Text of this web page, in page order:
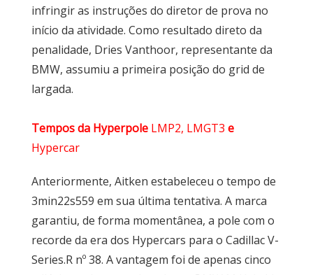
infringir as instruções do diretor de prova no
início da atividade. Como resultado direto da
penalidade, Dries Vanthoor, representante da
BMW, assumiu a primeira posição do grid de
largada.
Tempos da Hyperpole LMP2, LMGT3 e
Hypercar
Anteriormente, Aitken estabeleceu o tempo de
3min22s559 em sua última tentativa. A marca
garantiu, de forma momentânea, a pole com o
recorde da era dos Hypercars para o Cadillac V-
Series.R nº 38. A vantagem foi de apenas cinco